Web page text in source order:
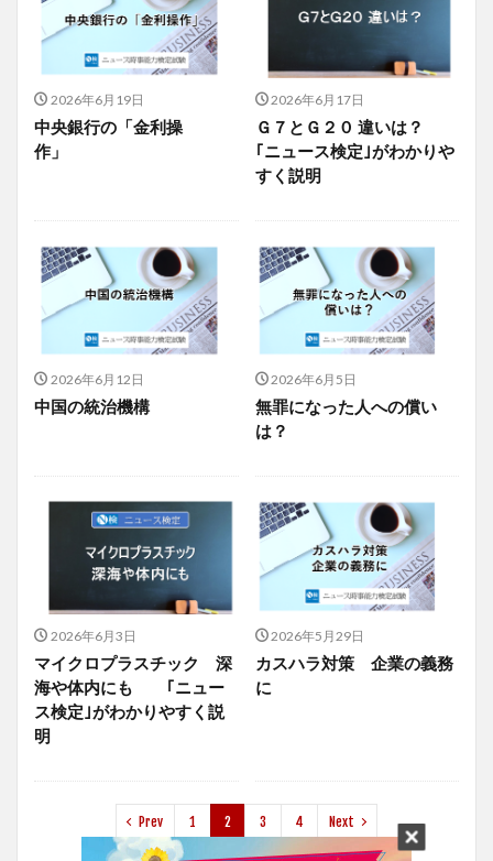
2026年6月19日
中央銀行の「金利操
作」
2026年6月17日
Ｇ７とＧ２０ 違いは？
｢ニュース検定｣がわかりや
すく説明
2026年6月12日
中国の統治機構
2026年6月5日
無罪になった人への償い
は？
2026年6月3日
マイクロプラスチック 深
海や体内にも ｢ニュー
ス検定｣がわかりやすく説
明
2026年5月29日
カスハラ対策 企業の義務
に
Prev 1 2 3 4 Next